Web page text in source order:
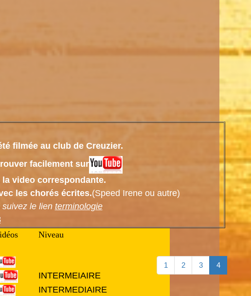
filmée au club de Creuzier.
facilement sur
video correspondante.
les chorés écrites.(Speed Irene ou autre)
le lien terminologie
Niveau
INTERMEIAIRE
INTERMEDIAIRE
1 2 3 4